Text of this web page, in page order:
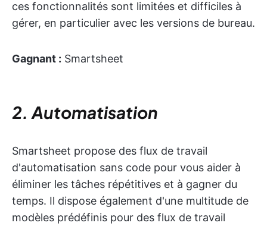
ces fonctionnalités sont limitées et difficiles à
gérer, en particulier avec les versions de bureau.
Gagnant : Smartsheet
2. Automatisation
Smartsheet propose des flux de travail
d'automatisation sans code pour vous aider à
éliminer les tâches répétitives et à gagner du
temps. Il dispose également d'une multitude de
modèles prédéfinis pour des flux de travail